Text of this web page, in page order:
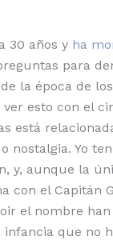
30 años y ha
para
la época de
ver esto con el
está
nostalgia. Yo
y, aunque la
con el Capitán
el nombre
infancia que no